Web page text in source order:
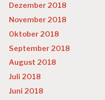
Dezember 2018
November 2018
Oktober 2018
September 2018
August 2018
Juli 2018
Juni 2018